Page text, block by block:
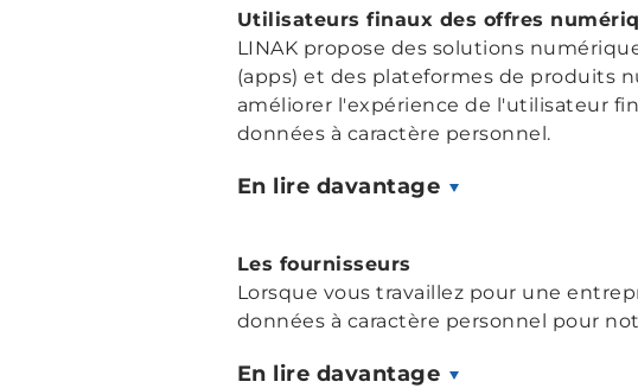
Utilisateurs finaux des offres
LINAK propose des solutions
(apps) et des plateformes de produits
améliorer l'expérience de l'utilisateur
données à caractère personnel.
En lire davantage
Les fournisseurs
Lorsque vous travaillez pour une
données à caractère personnel pour
En lire davantage